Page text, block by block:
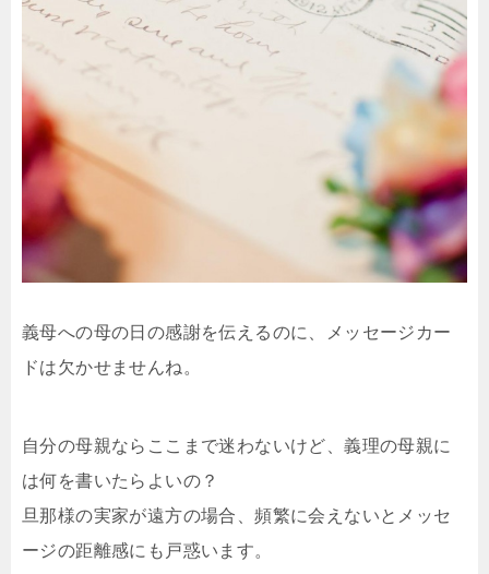
義母への母の日の感謝を伝えるのに、メッセージカー
ドは欠かせませんね。
自分の母親ならここまで迷わないけど、義理の母親に
は何を書いたらよいの？
旦那様の実家が遠方の場合、頻繁に会えないとメッセ
ージの距離感にも戸惑います。